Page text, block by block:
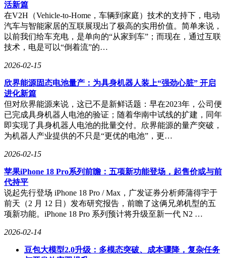
活新篇
在V2H（Vehicle-to-Home，车辆到家庭）技术的支持下，电动
汽车与智能家居的互联展现出了极高的实用价值。简单来说，
以前我们给车充电，是单向的“从家到车”；而现在，通过互联
技术，电是可以“倒着流”的…
2026-02-15
欣界能源固态电池量产：为具身机器人装上“强劲心脏” 开启
进化新篇
但对欣界能源来说，这已不是新鲜话题：早在2023年，公司便
已完成具身机器人电池的验证；随着华南中试线的扩建，同年
即实现了具身机器人电池的批量交付。欣界能源的量产突破，
为机器人产业提供的不只是“更优的电池”，更…
2026-02-15
苹果iPhone 18 Pro系列前瞻：五项新功能登场，起售价或与前
代持平
说起先行登场 iPhone 18 Pro / Max，广发证券分析师蒲得宇于
前天（2 月 12 日）发布研究报告，前瞻了这俩兄弟机型的五
项新功能。iPhone 18 Pro 系列预计将升级至新一代 N2 …
2026-02-14
豆包大模型2.0升级：多模态突破、成本骤降，复杂任务